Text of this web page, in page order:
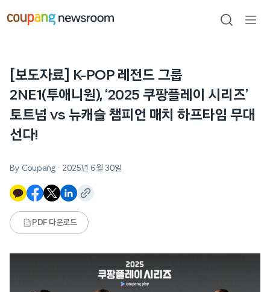
건너뛰기
검색
[보도자료] K-POP 레전드 그룹
2NE1(투애니원), ‘2025 쿠팡플레이 시리즈’
토트넘 vs 뉴캐슬 챔피언 매치 하프타임 무대
선다!
By Coupang · 2025년 6월 30일
PDF 다운로드